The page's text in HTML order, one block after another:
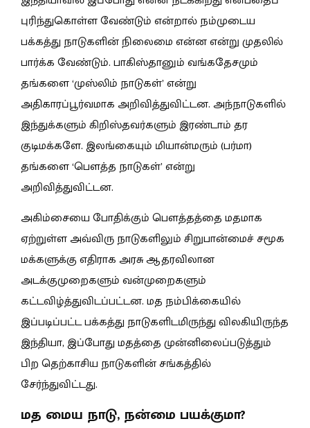
புரிந்துகொள்ள வேண்டும் என்றால் நம்முடைய
பக்கத்து நாடுகளின் நிலைமை என்ன என்று முதலில்
பார்க்க வேண்டும். பாகிஸ்தானும் வங்கதேசமும்
தங்களை ‘முஸ்லிம் நாடுகள்’ என்று
அதிகாரப்பூர்வமாக அறிவித்துவிட்டன. அந்நாடுகளில்
இந்துக்களும் கிறிஸ்தவர்களும் இரண்டாம் தர
குடிமக்களே. இலங்கையும் மியான்மரும் (பர்மா)
தங்களை ‘பௌத்த நாடுகள்’ என்று
அறிவித்துவிட்டன.
அகிம்சையை போதிக்கும் பௌத்தத்தை மதமாக
ஏற்றுள்ள அவ்விரு நாடுகளிலும் சிறுபான்மைச் சமூக
மக்களுக்கு எதிராக அரசு ஆதரவிலான
அடக்குமுறைகளும் வன்முறைகளும்
கட்டவிழ்த்துவிடப்பட்டன. மத நம்பிக்கையில்
இப்படிப்பட்ட பக்கத்து நாடுகளிடமிருந்து விலகியிருந்த
இந்தியா, இப்போது மதத்தை முன்னிலைப்படுத்தும்
பிற தெற்காசிய நாடுகளின் சங்கத்தில்
சேர்ந்துவிட்டது.
மத மைய நாடு, நன்மை பயக்குமா?